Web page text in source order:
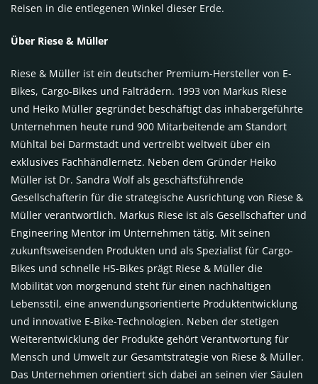
Reisen in die entlegenen Winkel dieser Erde.
Über Riese & Müller
Riese & Müller ist ein deutscher Premium-Hersteller von E-
Bikes, Cargo-Bikes und Falträdern. 1993 von Markus Riese
und Heiko Müller gegründet beschäftigt das inhabergeführte
Unternehmen heute rund 900 Mitarbeitende am Standort
Mühltal bei Darmstadt und vertreibt weltweit über ein
exklusives Fachhändlernetz. Neben dem Gründer Heiko
Müller ist Dr. Sandra Wolf als geschäftsführende
Gesellschafterin für die strategische Ausrichtung von Riese &
Müller verantwortlich. Markus Riese ist als Gesellschafter und
Engineering Mentor im Unternehmen tätig. Mit seinen
zukunftsweisenden Produkten und als Spezialist für Cargo-
Bikes und schnelle HS-Bikes prägt Riese & Müller die
Mobilität von morgenund steht für einen nachhaltigen
Lebensstil, eine anwendungsorientierte Produktentwicklung
und innovative E-Bike-Technologien. Neben der stetigen
Weiterentwicklung der Produkte gehört Verantwortung für
Mensch und Umwelt zur Gesamtstrategie von Riese & Müller.
Das Unternehmen orientiert sich dabei an seinen vier Säulen